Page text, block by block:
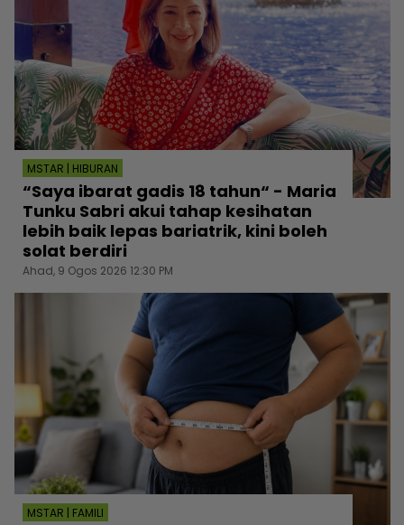
MSTAR | HIBURAN
“Saya ibarat gadis 18 tahun“ - Maria
Tunku Sabri akui tahap kesihatan
lebih baik lepas bariatrik, kini boleh
solat berdiri
Ahad, 9 Ogos 2026 12:30 PM
MSTAR | FAMILI